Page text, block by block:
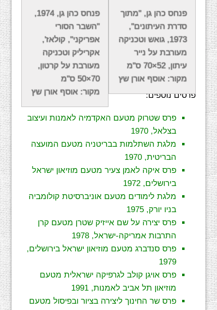
פנחס כהן גן, "מתוך
סדרת העיתונים",
1973, גואש וטכניקה
מעורבת על נייר
עיתון, 52×70 ס"מ
מקור: אוסף אורן שץ
פנחס כהן גן, 1974,
"השבר הסורי
אפריקני", קולאז',
אקריליק וטכניקה
מעורבת על קרטון,
70×50 ס"מ
מקור: אוסף אורן שץ
פרסים מרכזיים
פנחס כהן גן הינוחתן פרס ישראל לציורלשנת
תשס"ח.
כהן גן זכה גם היוקרתי לשנת 2005.
פרסים נוספים:
פרס שטרוק מטעם האקדמיה לאמנות ועיצוב
בצלאל, 1970
מלגת השתלמות בבריטניה מטעם המועצה
הבריטית, 1970
פרס איקה לאמן צעיר מטעם מוזיאון ישראל
בירושלים, 1972
מלגת לימודים מטעם אוניברסיטת קולומביה
בניו יורק, 1975
פרס יצירה על שם אייזיק שטרן מטעם קרן
התרבות אמריקה-ישראל, 1978
פרס סנדברג מטעם מוזיאון ישראל בירושלים,
1979
פרס אויגן קולב לגרפיקה ישראלית מטעם
מוזיאון תל אביב לאמנות, 1991
פרס שר החינוך ליצירה בציור ובפיסול מטעם